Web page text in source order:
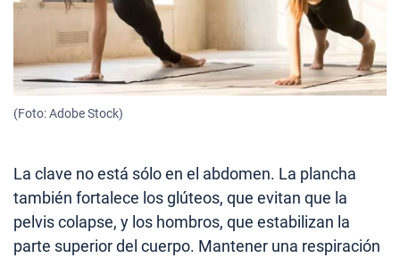
(Foto: Adobe Stock)
La clave no está sólo en el abdomen. La plancha
también fortalece los glúteos, que evitan que la
pelvis colapse, y los hombros, que estabilizan la
parte superior del cuerpo. Mantener una respiración